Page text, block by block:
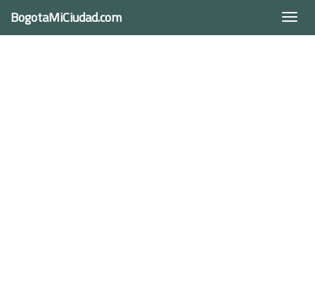
BogotaMiCiudad.com